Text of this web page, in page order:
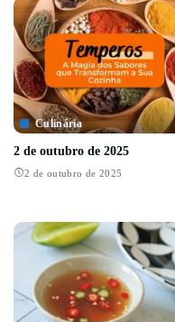
Culinária
2 de outubro de 2025
2 de outubro de 2025